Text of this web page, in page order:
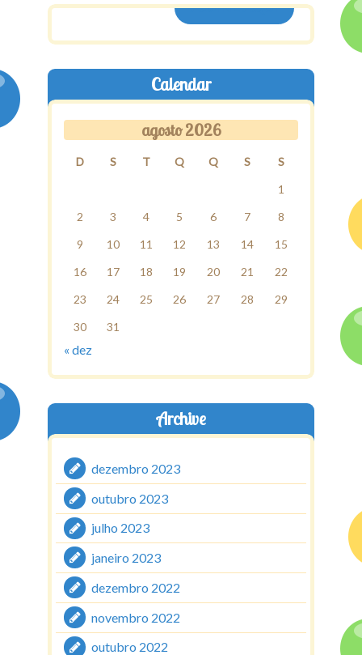
ASSINE AQUI
Calendar
agosto 2026
D S T Q Q S
S
1
2
3 4 5 6 7
8
9
10 11 12 13 14
15
16
17 18 19 20 21
22
23
24 25 26 27 28
29
30
31
« dez
Archive
dezembro 2023
outubro 2023
julho 2023
janeiro 2023
dezembro 2022
novembro 2022
outubro 2022